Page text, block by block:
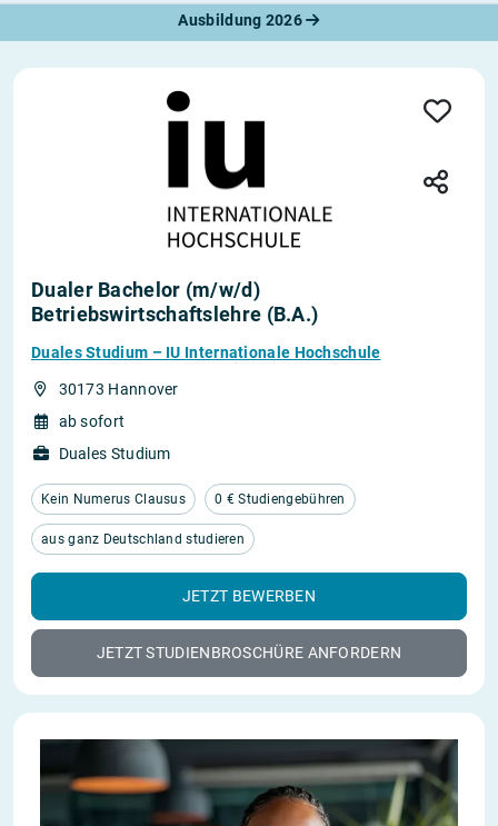
Ausbildung 2026
Dualer Bachelor (m/w/d)
Betriebswirtschaftslehre (B.A.)
Duales Studium – IU Internationale Hochschule
30173 Hannover
ab sofort
Duales Studium
Kein Numerus Clausus 0 € Studiengebühren
aus ganz Deutschland studieren
JETZT BEWERBEN
JETZT STUDIENBROSCHÜRE ANFORDERN